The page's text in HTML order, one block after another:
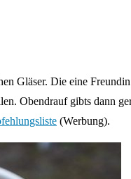
Gläser. Die eine
Obendrauf gibts dann
(Werbung).